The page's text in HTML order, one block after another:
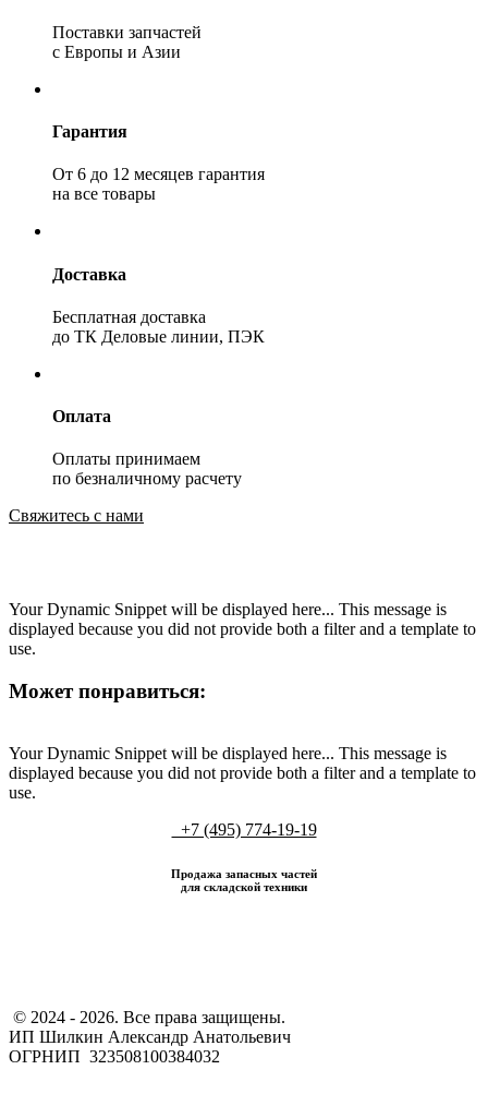
Поставки запчастей
с Европы и Азии
Гарантия
От 6 до 12 месяцев гарантия
на все товары
Доставка
Бесплатная доставка
до ТК Деловые линии, ПЭК
Оплата
Оплаты принимаем
по безналичному расчету
Свяжитесь с нами
Your Dynamic Snippet will be displayed here... This message is
displayed because you did not provide both a filter and a template to
use.
Может понравиться:
Your Dynamic Snippet will be displayed here... This message is
displayed because you did not provide both a filter and a template to
use.
+7 (495) 774-19-19
Продажа запасных частей
для складской техники
​ © 2024 - 2026. Все права защищены.
ИП Шилкин Александр Анатольевич
ОГРНИП 323508100384032